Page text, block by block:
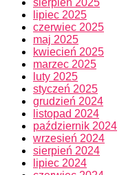
sierpień 2025
lipiec 2025
czerwiec 2025
maj 2025
kwiecień 2025
marzec 2025
luty 2025
styczeń 2025
grudzień 2024
listopad 2024
październik 2024
wrzesień 2024
sierpień 2024
lipiec 2024